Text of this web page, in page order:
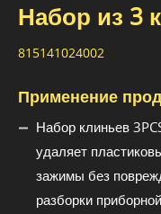
Набор из 3
815141024002
Применение
Набор клиньев
удаляет
зажимы без
разборки